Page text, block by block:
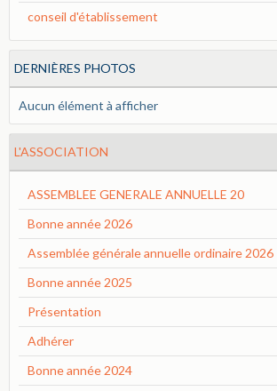
conseil d'établissement
DERNIÈRES PHOTOS
Aucun élément à afficher
L'ASSOCIATION
ASSEMBLEE GENERALE ANNUELLE 20
Bonne année 2026
Assemblée générale annuelle ordinaire 2026
Bonne année 2025
Présentation
Adhérer
Bonne année 2024